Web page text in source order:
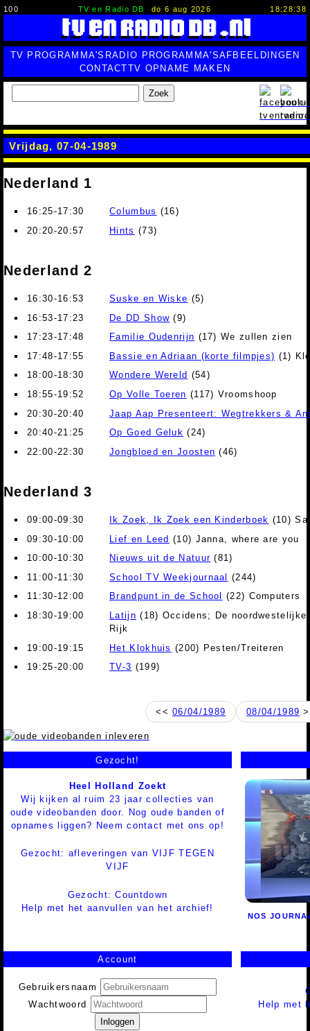
100 TV en Radio DB do 6 aug 2026 18:28:39
TV PROGRAMMA'S RADIO PROGRAMMA'SAFBEELDINGEN
CONTACTTV OPNAME MAKEN
Zoek
Vrijdag, 07-04-1989
Nederland 1
16:25-17:30 Columbus (16)
20:20-20:57
Hints (73)
Nederland 2
16:30-16:53 Suske en Wiske (5)
16:53-17:23
De DD Show (9)
17:23-17:48
Familie Oudenrijn (17) We zullen zien
17:48-17:55
Bassie en Adriaan (korte filmpjes) (1)
18:00-18:30
Wondere Wereld (54)
18:55-19:52
Op Volle Toeren (117) Vroomshoop
20:30-20:40
Jaap Aap Presenteert: Wegtrekkers &
20:40-21:25
Op Goed Geluk (24)
22:00-22:30
Jongbloed en Joosten (46)
Nederland 3
09:00-09:30 Ik Zoek, Ik Zoek een Kinderboek (10)
09:30-10:00
Lief en Leed (10) Janna, where are you
10:00-10:30
Nieuws uit de Natuur (81)
11:00-11:30
School TV Weekjournaal
(244)
11:30-12:00
Brandpunt in de School
(22) Computers
18:30-19:00
Latijn (18) Occidens; De
Rijk
19:00-19:15
Het Klokhuis (200) Pesten/Treiteren
19:25-20:00
TV-3 (199)
<<06/04/1989 08/04/1989
Gezocht!
Heel Holland Zoekt
Wij kijken al ruim 23 jaar collecties van
oude videobanden door. Nog oude banden of
opnames liggen? Neem contact met ons op!
Gezocht: afleveringen van VIJF TEGEN
VIJF
Gezocht: Countdown
Help met het aanvullen van het archief!
NOS
Account
Gebruikersnaam
Wachtwoord
Inloggen
Help met